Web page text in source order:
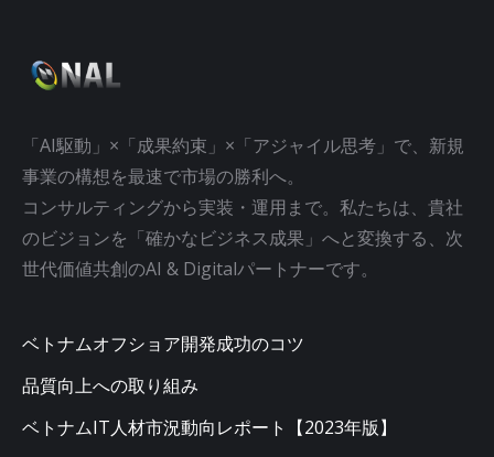
「AI駆動」×「成果約束」×「アジャイル思考」で、新規
事業の構想を最速で市場の勝利へ。
コンサルティングから実装・運用まで。私たちは、貴社
のビジョンを「確かなビジネス成果」へと変換する、次
世代価値共創のAI & Digitalパートナーです。
ベトナムオフショア開発成功のコツ
品質向上への取り組み
ベトナムIT人材市況動向レポート【2023年版】